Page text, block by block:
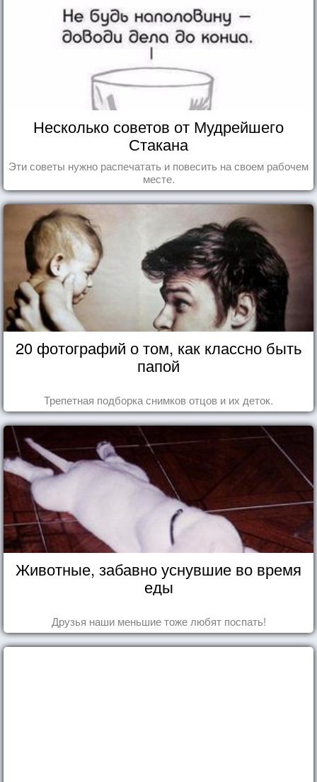
Несколько советов от Мудрейшего
Стакана
Эти советы нужно распечатать и повесить на своем рабочем
месте.
20 фотографий о том, как классно быть
папой
Трепетная подборка снимков отцов и их деток.
Животные, забавно уснувшие во время
еды
Друзья наши меньшие тоже любят поспать!